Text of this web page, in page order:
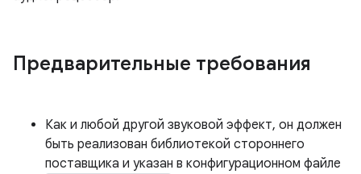
Предварительные требования
Как и любой другой звуковой эффект, он должен
быть реализован библиотекой стороннего
поставщика и указан в конфигурационном файле